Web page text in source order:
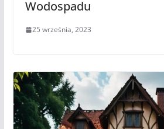
Wodospadu
25 września, 2023